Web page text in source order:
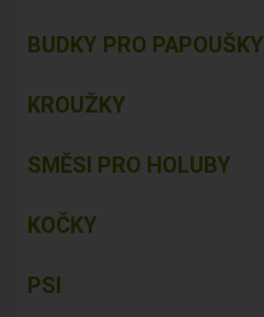
BUDKY PRO PAPOUŠKY
KROUŽKY
SMĚSI PRO HOLUBY
KOČKY
PSI